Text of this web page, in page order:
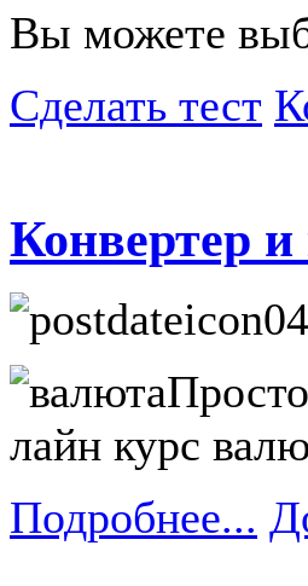
Вы можете
Сделать тест
Конвертер
лайн курс
Подробнее...